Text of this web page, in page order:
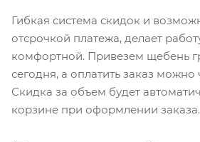
Гибкая система скидок и
отсрочкой платежа, делает
комфортной. Привезем щебень
сегодня, а оплатить заказ можно
Скидка за объем будет
корзине при оформлении заказа.